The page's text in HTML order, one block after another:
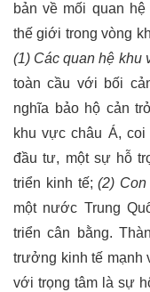
bản về mối quan
thế giới trong vòng
(1) Các quan hệ khu
toàn cầu với bối
nghĩa bảo hộ cản
khu vực châu Á,
đầu tư, một sự hỗ
triển kinh tế;(2)
một nước Trung
triển cân bằng.
trưởng kinh tế mạnh
với trọng tâm là sự